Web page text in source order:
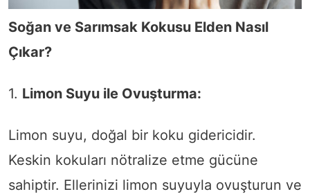
Soğan ve Sarımsak Kokusu Elden Nasıl
Çıkar?
1. Limon Suyu ile Ovuşturma:
Limon suyu, doğal bir koku gidericidir.
Keskin kokuları nötralize etme gücüne
sahiptir. Ellerinizi limon suyuyla ovuşturun ve